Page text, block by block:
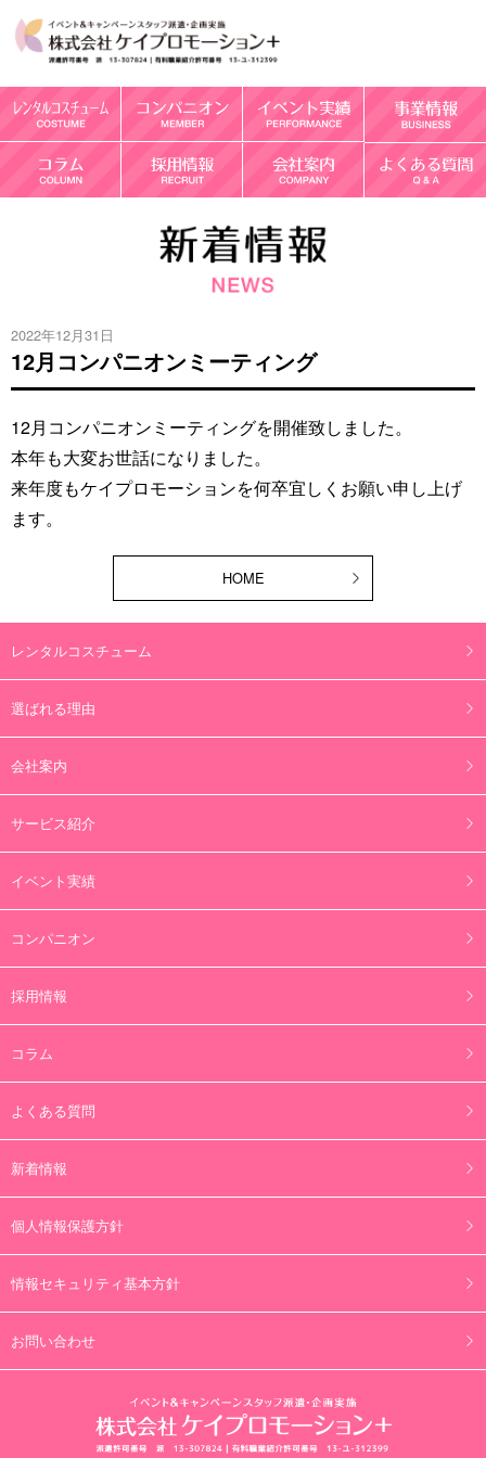
2022年12月31日
12月コンパニオンミーティング
12月コンパニオンミーティングを開催致しました。
本年も大変お世話になりました。
来年度もケイプロモーションを何卒宜しくお願い申し上げ
ます。
HOME
レンタルコスチューム
選ばれる理由
会社案内
サービス紹介
イベント実績
コンパニオン
採用情報
コラム
よくある質問
新着情報
個人情報保護方針
情報セキュリティ基本方針
お問い合わせ